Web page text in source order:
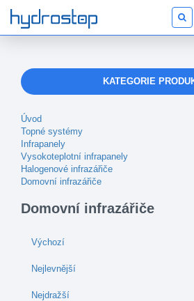
KATEGORIE
Úvod
Topné systémy
Infrapanely
Vysokoteplotní infrapanely
Halogenové infrazářiče
Domovní infrazářiče
Domovní infrazářiče
Výchozí
Nejlevnější
Nejdražší